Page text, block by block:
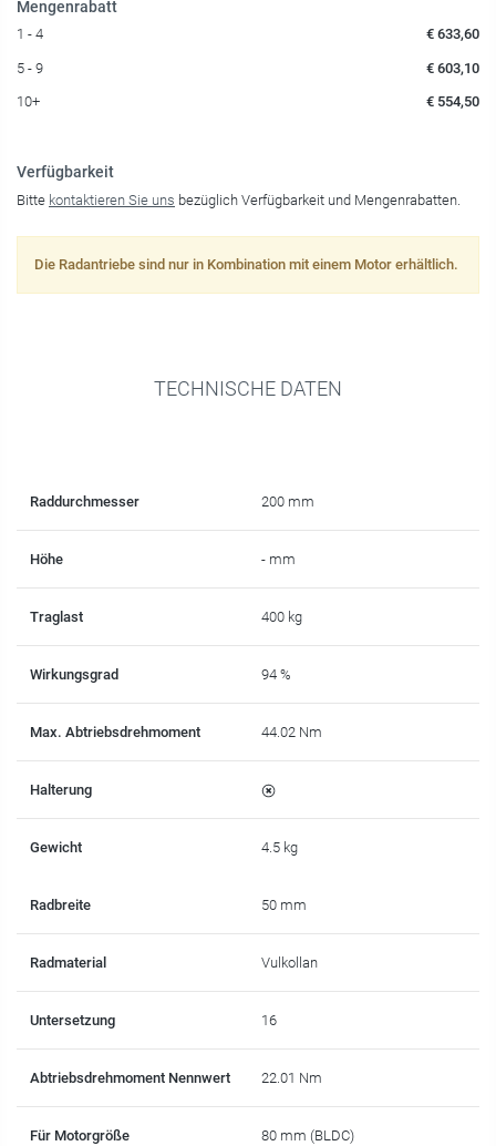
Mengenrabatt
1 - 4 € 633,60
5 - 9 € 603,10
10+ € 554,50
Verfügbarkeit
Bitte kontaktieren Sie uns bezüglich Verfügbarkeit und Mengenrabatten.
Die Radantriebe sind nur in Kombination mit einem Motor erhältlich.
TECHNISCHE DATEN
Raddurchmesser 200 mm
Höhe - mm
Traglast 400 kg
Wirkungsgrad 94 %
Max. Abtriebsdrehmoment 44.02 Nm
Halterung
Gewicht 4.5 kg
Radbreite 50 mm
Radmaterial Vulkollan
Untersetzung 16
Abtriebsdrehmoment Nennwert 22.01 Nm
Für Motorgröße 80 mm (BLDC)